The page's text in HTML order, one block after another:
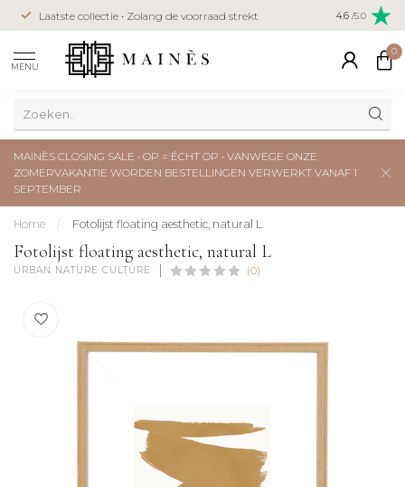
Laatste collectie • Zolang de voorraad strekt Veilig
creditcard
4.6 /5.0
MENU
0
MAINÈS CLOSING SALE • OP = ÉCHT OP • VANWEGE ONZE
ZOMERVAKANTIE WORDEN BESTELLINGEN VERWERKT VANAF 1
SEPTEMBER
Home / Fotolijst floating aesthetic, natural L
Fotolijst floating aesthetic, natural L
URBAN NATURE CULTURE (0)